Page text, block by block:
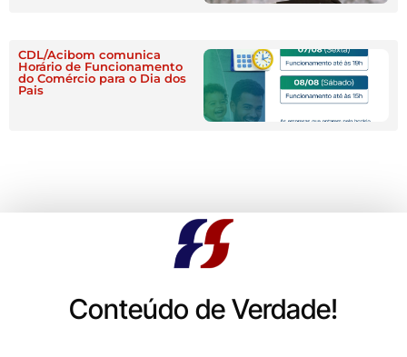
CDL/Acibom comunica
Horário de Funcionamento
do Comércio para o Dia dos
Pais
Conteúdo de Verdade!